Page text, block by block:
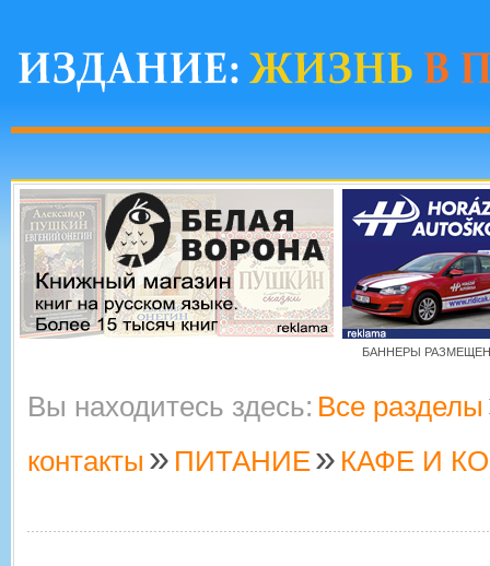
БАННЕРЫ РАЗМЕЩЕНЫ
Вы находитесь здесь: Все разделы
контакты » ПИТАНИЕ» КАФЕ И